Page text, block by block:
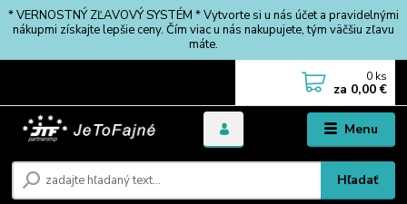
* VERNOSTNÝ ZĽAVOVÝ SYSTÉM * Vytvorte si u nás účet a pravidelnými
nákupmi získajte lepšie ceny. Čím viac u nás nakupujete, tým väčšiu zľavu
máte.
Menu
Hľadať
0 ks
za 0,00 €